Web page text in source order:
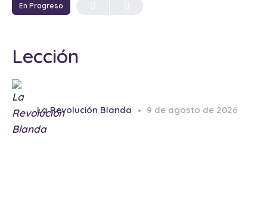
En Progreso
Lección
La Revolución Blanda 9 de agosto de 2026